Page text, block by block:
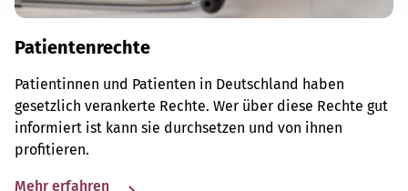
Patientenrechte
Patientinnen und Patienten in Deutschland haben
gesetzlich verankerte Rechte. Wer über diese Rechte gut
informiert ist kann sie durchsetzen und von ihnen
profitieren.
Mehr erfahren